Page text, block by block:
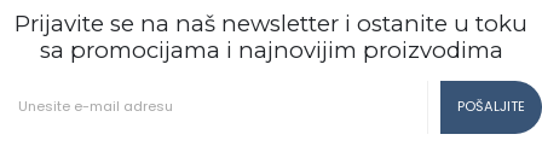
Prijavite se na naš newsletter i ostanite u toku
sa promocijama i najnovijim proizvodima